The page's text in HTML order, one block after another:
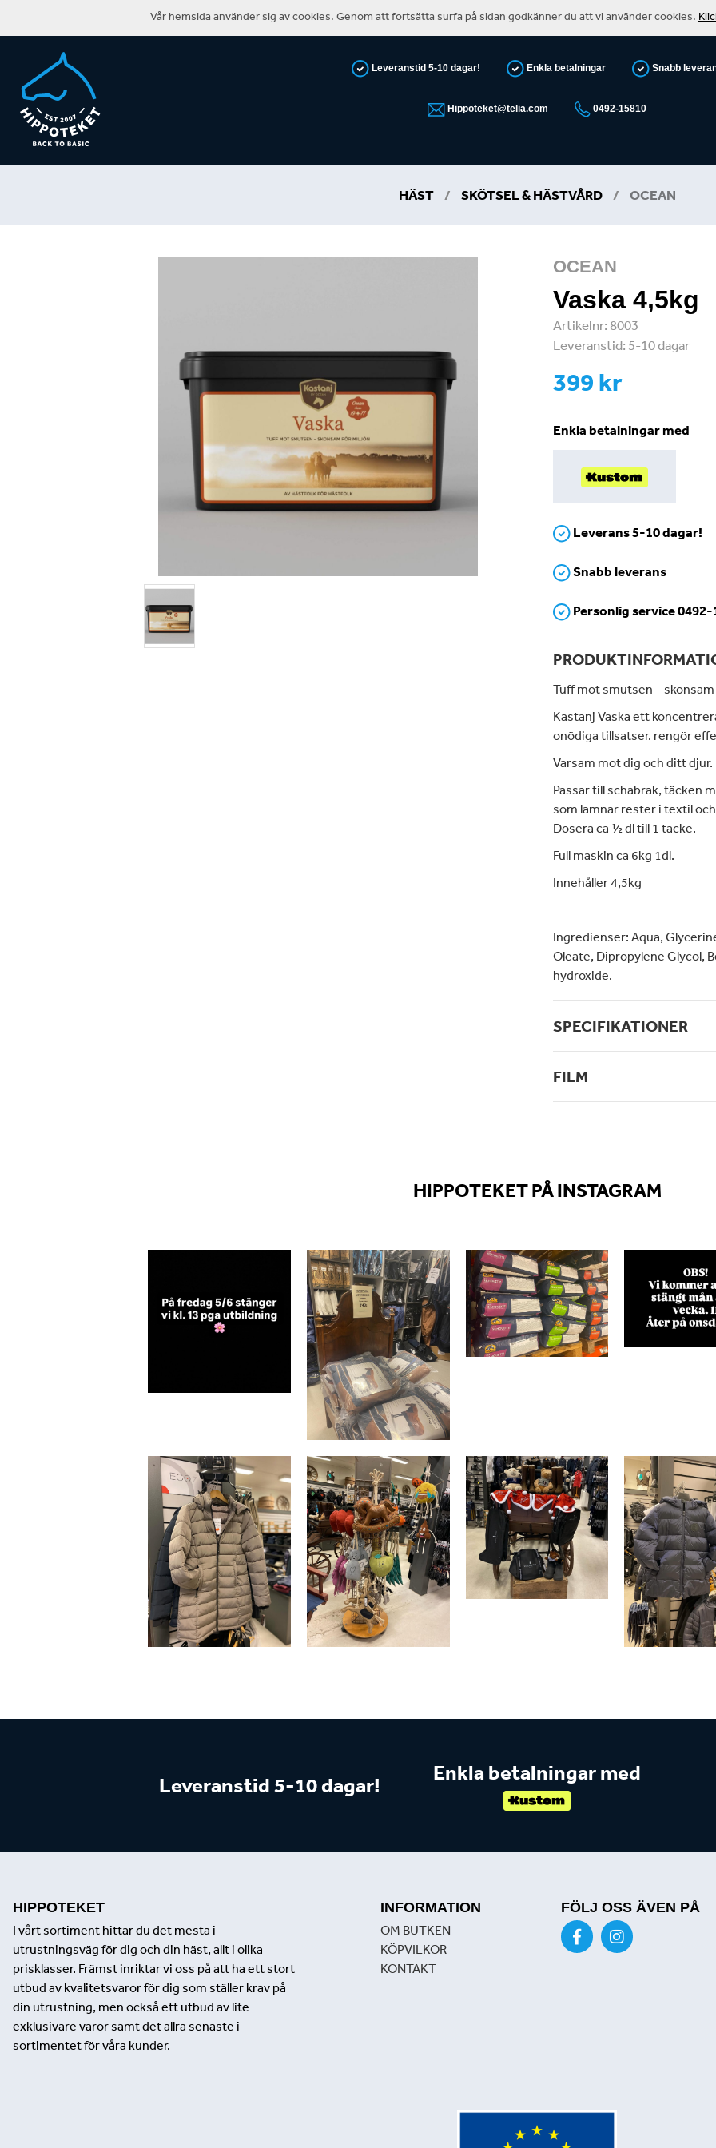
Leveranstid 5-10 dagar! Enkla betalningar Snabb
Hippoteket@telia.com 0492-15810
HÄST / SKÖTSEL & HÄSTVÅRD / OCEAN
OCEAN
Vaska 4,5kg
Artikelnr: 8003
Leveranstid: 5-10 dagar
399 kr
Enkla betalningar med
Leverans 5-10 dagar!
Snabb leverans
Personlig service 0492-
Tuff mot smutsen –
Kastanj Vaska ett
onödiga tillsatser. rengör
Varsam mot dig och ditt djur.
Passar till schabrak, täcken
som lämnar rester i textil
Dosera ca ½ dl till 1 täcke.
Full maskin ca 6kg 1dl.
Innehåller 4,5kg
Ingredienser: Aqua,
Oleate, Dipropylene Glycol,
hydroxide.
SPECIFIKATIONER
FILM
HIPPOTEKET PÅ INSTAGRAM
Leveranstid 5-10 dagar!
Enkla betalningar med
HIPPOTEKET
I vårt sortiment hittar du det mesta i
utrustningsväg för dig och din häst, allt i olika
prisklasser. Främst inriktar vi oss på att ha ett stort
utbud av kvalitetsvaror för dig som ställer krav på
din utrustning, men också ett utbud av lite
exklusivare varor samt det allra senaste i
sortimentet för våra kunder.
INFORMATION
OM BUTKEN
KÖPVILKOR
KONTAKT
FÖLJ OSS ÄVEN PÅ
Vår hemsida använder sig av cookies. Genom att fortsätta surfa på sidan godkänner du att vi använder cookies.